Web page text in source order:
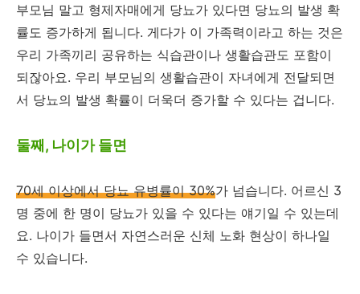
부모님 말고 형제자매에게 당뇨가 있다면 당뇨의 발생 확
률도 증가하게 됩니다. 게다가 이 가족력이라고 하는 것은
우리 가족끼리 공유하는 식습관이나 생활습관도 포함이
되잖아요. 우리 부모님의 생활습관이 자녀에게 전달되면
서 당뇨의 발생 확률이 더욱더 증가할 수 있다는 겁니다.
둘째, 나이가 들면
70세 이상에서 당뇨 유병률이 30%가 넘습니다. 어르신 3
명 중에 한 명이 당뇨가 있을 수 있다는 얘기일 수 있는데
요. 나이가 들면서 자연스러운 신체 노화 현상이 하나일
수 있습니다.